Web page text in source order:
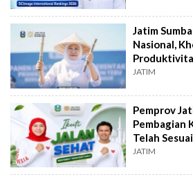
Jatim
Nasional,
Bongkar
JATIM
Pemprov
Pembagian
Telah
JATIM